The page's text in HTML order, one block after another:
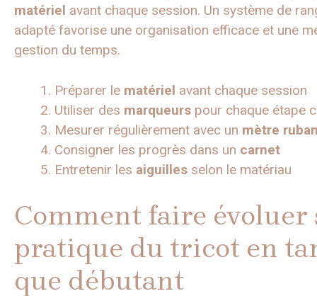
matériel avant chaque session. Un système de
adapté favorise une organisation efficace et une
gestion du temps.
Préparer le matériel avant chaque session
Utiliser des marqueurs pour chaque étape
Mesurer régulièrement avec un mètre
Consigner les progrès dans un carnet
Entretenir les aiguilles selon le matériau
Comment faire évoluer
pratique du tricot en
que débutant